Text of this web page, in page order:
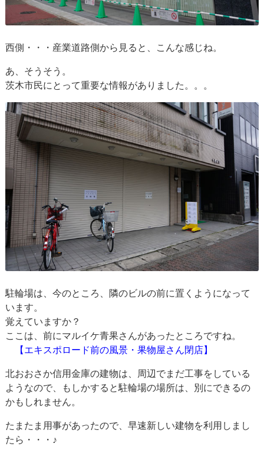
西側・・・産業道路側から見ると、こんな感じね。
あ、そうそう。
茨木市民にとって重要な情報がありました。。。
駐輪場は、今のところ、隣のビルの前に置くようになって
います。
覚えていますか？
ここは、前にマルイケ青果さんがあったところですね。
【エキスポロード前の風景・果物屋さん閉店】
北おおさか信用金庫の建物は、周辺でまだ工事をしている
ようなので、もしかすると駐輪場の場所は、別にできるの
かもしれません。
たまたま用事があったので、早速新しい建物を利用しまし
たら・・・♪